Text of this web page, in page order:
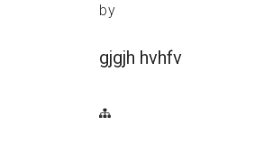
by
gjgjh hvhfv